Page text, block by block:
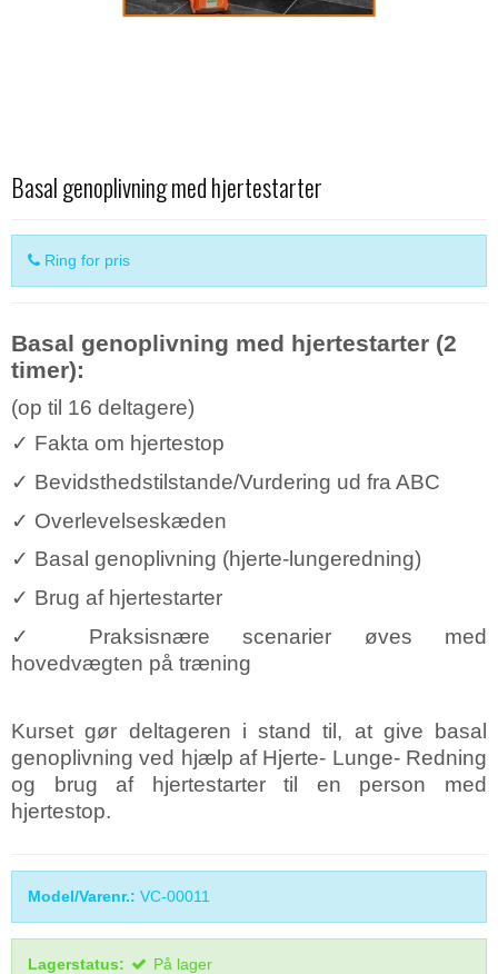
Basal genoplivning med hjertestarter
Ring for pris
Basal genoplivning med hjertestarter (2
timer):
(op til 16 deltagere)
✓ Fakta om hjertestop
✓ Bevidsthedstilstande/Vurdering ud fra ABC
✓ Overlevelseskæden
✓ Basal genoplivning (hjerte-lungeredning)
✓ Brug af hjertestarter
✓
Praksisnære scenarier øves med
hovedvægten på træning
Kurset gør deltageren i stand til, at give basal
genoplivning ved hjælp af Hjerte- Lunge- Redning
og brug af hjertestarter til en person med
hjertestop.
Model/Varenr.: VC-00011
Lagerstatus: På lager